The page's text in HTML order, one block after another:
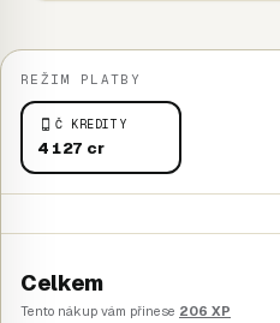
REŽIM PLATBY
Č KREDITY
4 127 cr
Celkem
Tento nákup vám přinese 206 XP